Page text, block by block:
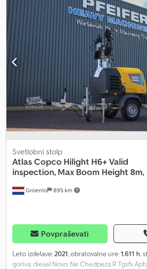
Groenlo 895 km
Svetlobni stolp
Atlas Copco Hilight H6+ Valid
inspection, Max Boom Height 8m,
Povpraševati
Leto izdelave: 2021, obratovalne ure:1.611 h,
goriva: diesel Novo: Ne Chedpeza R Tgsfx